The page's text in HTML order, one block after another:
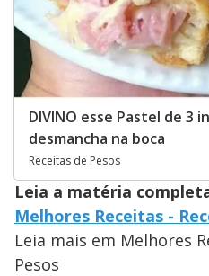
DIVINO esse Pastel de 3
desmancha na boca
Receitas de Pesos
Leia a matéria
Melhores Receitas -
Leia mais em Melhores
Pesos